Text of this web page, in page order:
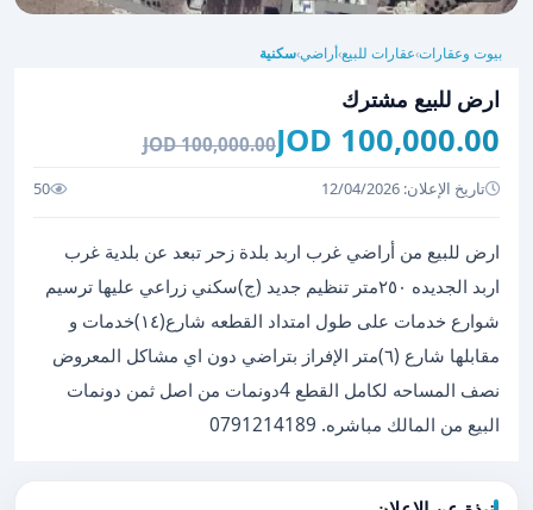
بيوت وعقارات›عقارات للبيع›أراضي›سكنية
ارض للبيع مشترك
100,000.00 JOD
100,000.00 JOD
تاريخ الإعلان: 12/04/2026 50
ارض للبيع من أراضي غرب اربد بلدة زحر تبعد عن بلدية غرب
اربد الجديده ٢٥٠متر تنظيم جديد (ج)سكني زراعي عليها ترسيم
شوارع خدمات على طول امتداد القطعه شارع(١٤)خدمات و
مقابلها شارع (٦)متر الإفراز بتراضي دون اي مشاكل المعروض
نصف المساحه لكامل القطع 4دونمات من اصل ثمن دونمات
البيع من المالك مباشره. 0791214189